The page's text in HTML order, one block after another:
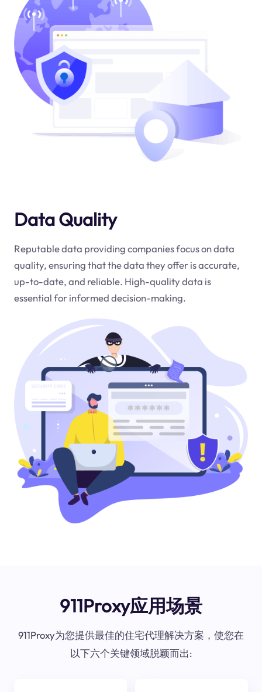
Data Quality
Reputable data providing companies focus on data
quality, ensuring that the data they offer is accurate,
up-to-date, and reliable. High-quality data is
essential for informed decision-making.
911Proxy应用场景
911Proxy为您提供最佳的住宅代理解决方案，使您在
以下六个关键领域脱颖而出: